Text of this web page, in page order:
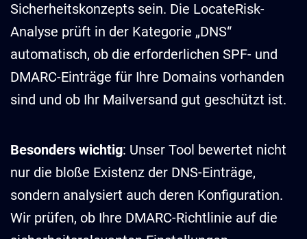
Sicherheitskonzepts sein. Die LocateRisk-
Analyse prüft in der Kategorie „DNS“
automatisch, ob die erforderlichen SPF- und
DMARC-Einträge für Ihre Domains vorhanden
sind und ob Ihr Mailversand gut geschützt ist.
Besonders wichtig: Unser Tool bewertet nicht
nur die bloße Existenz der DNS-Einträge,
sondern analysiert auch deren Konfiguration.
Wir prüfen, ob Ihre DMARC-Richtlinie auf die